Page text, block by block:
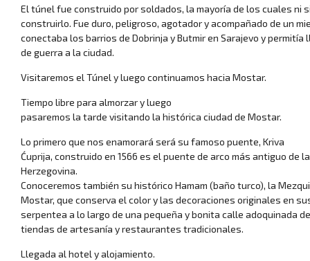
El túnel fue construido por soldados, la mayoría de los cuales ni
construirlo. Fue duro, peligroso, agotador y acompañado de un
conectaba los barrios de Dobrinja y Butmir en Sarajevo y
de guerra a la ciudad.
Visitaremos el Túnel y luego continuamos hacia Mostar.
Tiempo libre para almorzar y luego
pasaremos la tarde visitando la histórica ciudad de Mostar.
Lo primero que nos enamorará será su famoso puente, Kriva
Ćuprija, construido en 1566 es el puente de arco más antiguo de
Herzegovina.
Conoceremos también su histórico Hamam (baño turco), la
Mostar, que conserva el color y las decoraciones originales en
serpentea a lo largo de una pequeña y bonita calle adoquinada
tiendas de artesanía y restaurantes tradicionales.
Llegada al hotel y alojamiento.